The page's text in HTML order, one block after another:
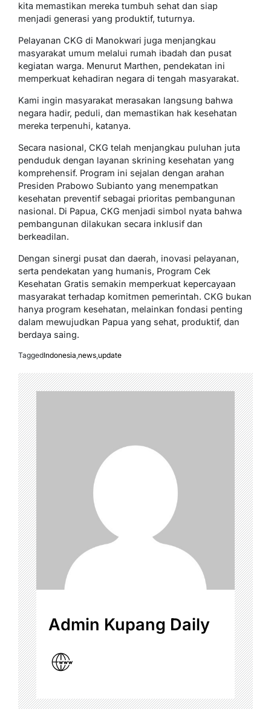
kita memastikan mereka tumbuh sehat dan siap
menjadi generasi yang produktif, tuturnya.
Pelayanan CKG di Manokwari juga menjangkau
masyarakat umum melalui rumah ibadah dan pusat
kegiatan warga. Menurut Marthen, pendekatan ini
memperkuat kehadiran negara di tengah masyarakat.
Kami ingin masyarakat merasakan langsung bahwa
negara hadir, peduli, dan memastikan hak kesehatan
mereka terpenuhi, katanya.
Secara nasional, CKG telah menjangkau puluhan juta
penduduk dengan layanan skrining kesehatan yang
komprehensif. Program ini sejalan dengan arahan
Presiden Prabowo Subianto yang menempatkan
kesehatan preventif sebagai prioritas pembangunan
nasional. Di Papua, CKG menjadi simbol nyata bahwa
pembangunan dilakukan secara inklusif dan
berkeadilan.
Dengan sinergi pusat dan daerah, inovasi pelayanan,
serta pendekatan yang humanis, Program Cek
Kesehatan Gratis semakin memperkuat kepercayaan
masyarakat terhadap komitmen pemerintah. CKG bukan
hanya program kesehatan, melainkan fondasi penting
dalam mewujudkan Papua yang sehat, produktif, dan
berdaya saing.
TaggedIndonesia,news,update
Admin Kupang Daily